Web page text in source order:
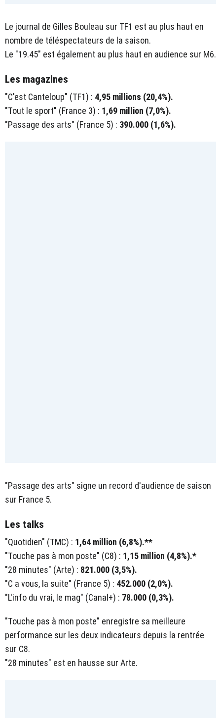
Le journal de Gilles Bouleau sur TF1 est au plus haut en
nombre de téléspectateurs de la saison.
Le "19.45" est également au plus haut en audience sur M6.
Les magazines
"C'est Canteloup" (TF1) : 4,95 millions (20,4%).
"Tout le sport" (France 3) : 1,69 million (7,0%).
"Passage des arts" (France 5) : 390.000 (1,6%).
"Passage des arts" signe un record d'audience de saison
sur France 5.
Les talks
"Quotidien" (TMC) : 1,64 million (6,8%).**
"Touche pas à mon poste" (C8) : 1,15 million (4,8%).*
"28 minutes" (Arte) : 821.000 (3,5%).
"C a vous, la suite" (France 5) : 452.000 (2,0%).
"L'info du vrai, le mag" (Canal+) : 78.000 (0,3%).
"Touche pas à mon poste" enregistre sa meilleure
performance sur les deux indicateurs depuis la rentrée
sur C8.
"28 minutes" est en hausse sur Arte.